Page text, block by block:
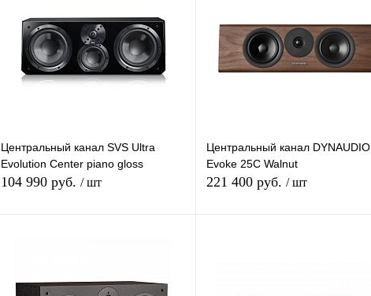
Центральный канал SVS Ultra
Evolution Center piano gloss
104 990 руб. / шт
Купить в 1 клик К сравнению
Центральный канал DYNAUDIO
Evoke 25C Walnut
221 400 руб. / шт